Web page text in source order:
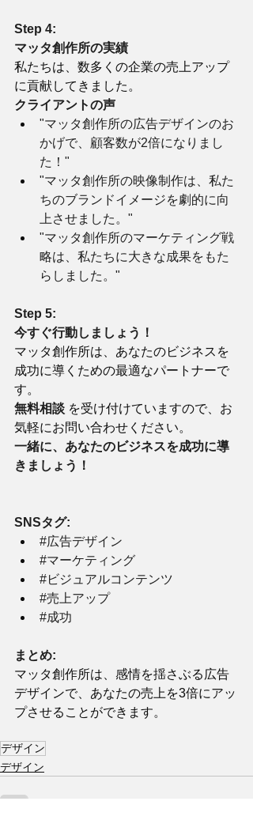
Step 4:
マッタ創作所の実績
私たちは、数多くの企業の売上アップ
に貢献してきました。
クライアントの声
"マッタ創作所の広告デザインのお
かげで、顧客数が2倍になりまし
た！"
"マッタ創作所の映像制作は、私た
ちのブランドイメージを劇的に向
上させました。"
"マッタ創作所のマーケティング戦
略は、私たちに大きな成果をもた
らしました。"
Step 5:
今すぐ行動しましょう！
マッタ創作所は、あなたのビジネスを
成功に導くための最適なパートナーで
す。
無料相談 を受け付けていますので、お
気軽にお問い合わせください。
一緒に、あなたのビジネスを成功に導
きましょう！
SNSタグ:
#広告デザイン
#マーケティング
#ビジュアルコンテンツ
#売上アップ
#成功
まとめ:
マッタ創作所は、感情を揺さぶる広告
デザインで、あなたの売上を3倍にアッ
プさせることができます。
デザイン
デザイン